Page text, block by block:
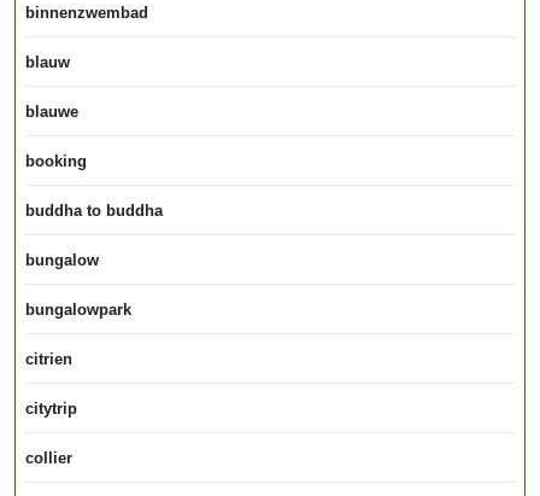
binnenzwembad
blauw
blauwe
booking
buddha to buddha
bungalow
bungalowpark
citrien
citytrip
collier